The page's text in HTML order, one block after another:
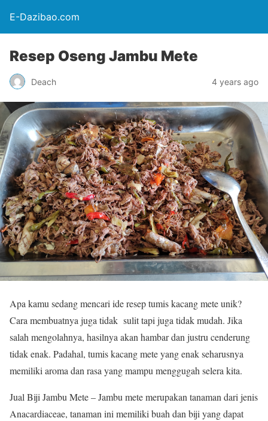
E-Dazibao.com
Resep Oseng Jambu Mete
Deach 4 years ago
Apa kamu sedang mencari ide resep tumis kacang mete unik?
Cara membuatnya juga tidak sulit tapi juga tidak mudah. Jika
salah mengolahnya, hasilnya akan hambar dan justru cenderung
tidak enak. Padahal, tumis kacang mete yang enak seharusnya
memiliki aroma dan rasa yang mampu menggugah selera kita.
Jual Biji Jambu Mete – Jambu mete merupakan tanaman dari jenis
Anacardiaceae, tanaman ini memiliki buah dan biji yang dapat